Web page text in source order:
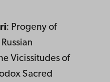
: Progeny of
Vicissitudes of
Sacred